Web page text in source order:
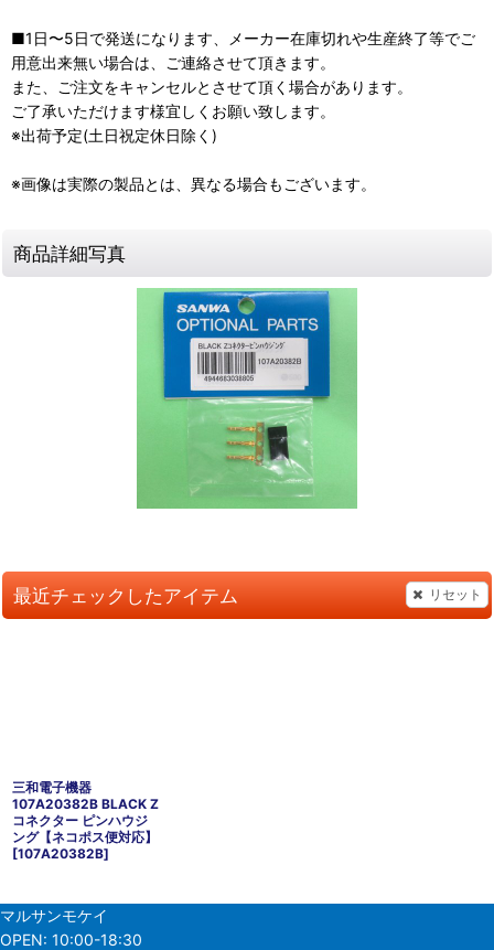
■1日〜5日で発送になります、メーカー在庫切れや生産終了等でご
用意出来無い場合は、ご連絡させて頂きます。
また、ご注文をキャンセルとさせて頂く場合があります。
ご了承いただけます様宜しくお願い致します。
※出荷予定(土日祝定休日除く)
※画像は実際の製品とは、異なる場合もございます。
商品詳細写真
最近チェックしたアイテム リセット
三和電子機器
107A20382B BLACK Z
コネクター ピンハウジ
ング【ネコポス便対応】
[107A20382B]
マルサンモケイ
OPEN: 10:00-18:30